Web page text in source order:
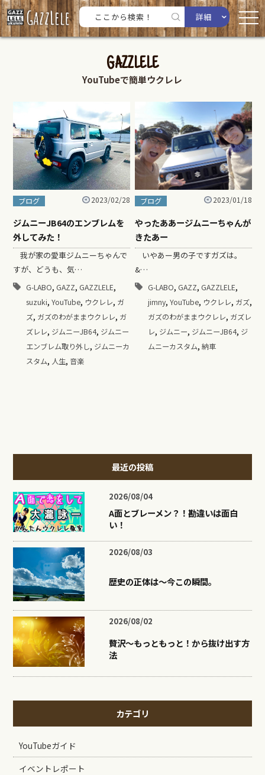
詳細
GAZZLELE
YouTubeで簡単ウクレレ
ブログ 2023/02/28
ジムニーJB64のエンブレムを
外してみた！
我が家の愛車ジムニーちゃんで
すが、どうも、気…
G-LABO, GAZZ, GAZZLELE,
suzuki, YouTube, ウクレレ, ガ
ズ, ガズのわがままウクレレ, ガ
ズレレ, ジムニーJB64, ジムニー
エンブレム取り外し, ジムニーカ
スタム, 人生, 音楽
ブログ 2023/01/18
やったああージムニーちゃんが
きたあー
いやあー男の子ですガズは。
&…
G-LABO, GAZZ, GAZZLELE,
jimny, YouTube, ウクレレ, ガズ,
ガズのわがままウクレレ, ガズレ
レ, ジムニー, ジムニーJB64, ジ
ムニーカスタム, 納車
最近の投稿
2026/08/04
A面とブレーメン？！勘違いは面白
い！
2026/08/03
歴史の正体は〜今この瞬間。
2026/08/02
贅沢〜もっともっと！から抜け出す方
法
カテゴリ
YouTubeガイド
イベントレポート